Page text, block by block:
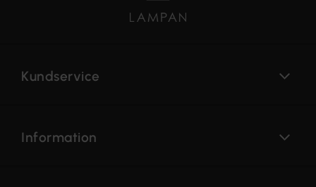
Kundservice
Information